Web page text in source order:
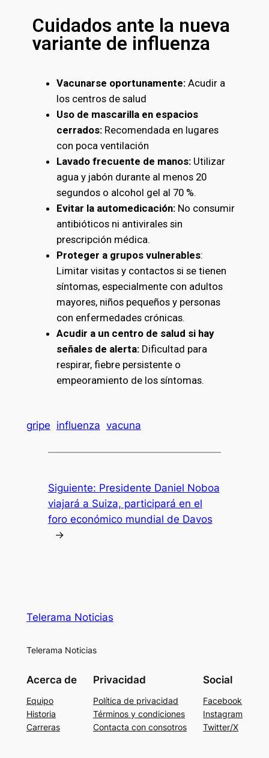
Cuidados ante la nueva
variante de influenza
Vacunarse oportunamente:Acudir a
los centros de salud
Uso de mascarilla en espacios
cerrados:Recomendada en lugares
con poca ventilación
Lavado frecuente de manos:Utilizar
agua y jabón durante al menos 20
segundos o alcohol gel al 70 %.
Evitar la automedicación:No consumir
antibióticos ni antivirales sin
prescripción médica.
Proteger a grupos vulnerables:
Limitar visitas y contactos si se tienen
síntomas, especialmente con adultos
mayores, niños pequeños y personas
con enfermedades crónicas.
Acudir a un centro de salud si hay
señales de alerta:Dificultad para
respirar, fiebre persistente o
empeoramiento de los síntomas.
gripe influenza vacuna
Siguiente: Presidente Daniel Noboa
viajará a Suiza, participará en el
foro económico mundial de Davos
→
Telerama Noticias
Telerama Noticias
Acerca de
Equipo
Historia
Carreras
Privacidad
Política de privacidad
Términos y condiciones
Contacta con consotros
Social
Facebook
Instagram
Twitter/X